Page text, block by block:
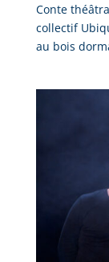
Conte
collectif
au bois